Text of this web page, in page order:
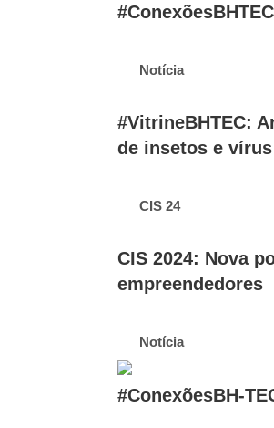
Notícia
#VitrineBHTEC:
de insetos e vírus
CIS 24
CIS 2024: Nova
empreendedores
Notícia
#ConexõesBH-